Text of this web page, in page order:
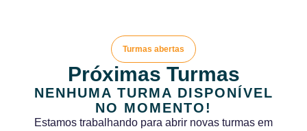
Turmas abertas
Próximas Turmas
NENHUMA TURMA DISPONÍVEL
NO MOMENTO!
Estamos trabalhando para abrir novas turmas em